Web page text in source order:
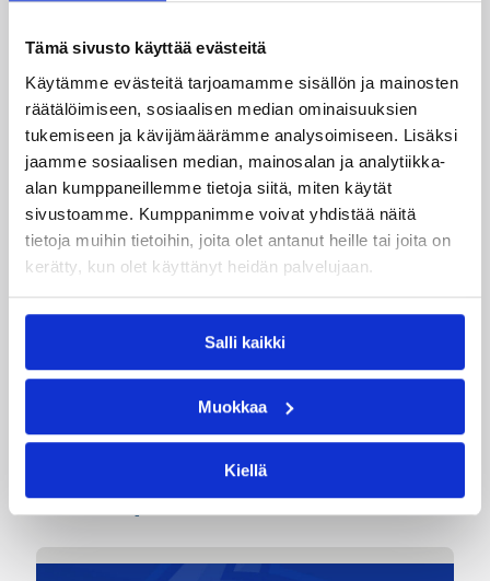
Tämä sivusto käyttää evästeitä
Käytämme evästeitä tarjoamamme sisällön ja mainosten
räätälöimiseen, sosiaalisen median ominaisuuksien
tukemiseen ja kävijämäärämme analysoimiseen. Lisäksi
jaamme sosiaalisen median, mainosalan ja analytiikka-
alan kumppaneillemme tietoja siitä, miten käytät
sivustoamme. Kumppanimme voivat yhdistää näitä
tietoja muihin tietoihin, joita olet antanut heille tai joita on
kerätty, kun olet käyttänyt heidän palvelujaan.
Salli kaikki
Muokkaa
Kiellä
Darren Fells
Jared Newson
Jonathan Heard
Josh Gonner
Jyri Lehtonen
Ryan Ayers
Timo Heinonen
Tyray Pearson
Ville Kaunisto
Kategoriat
Korisliiga Pääjuttu Sarjat
Katso myös